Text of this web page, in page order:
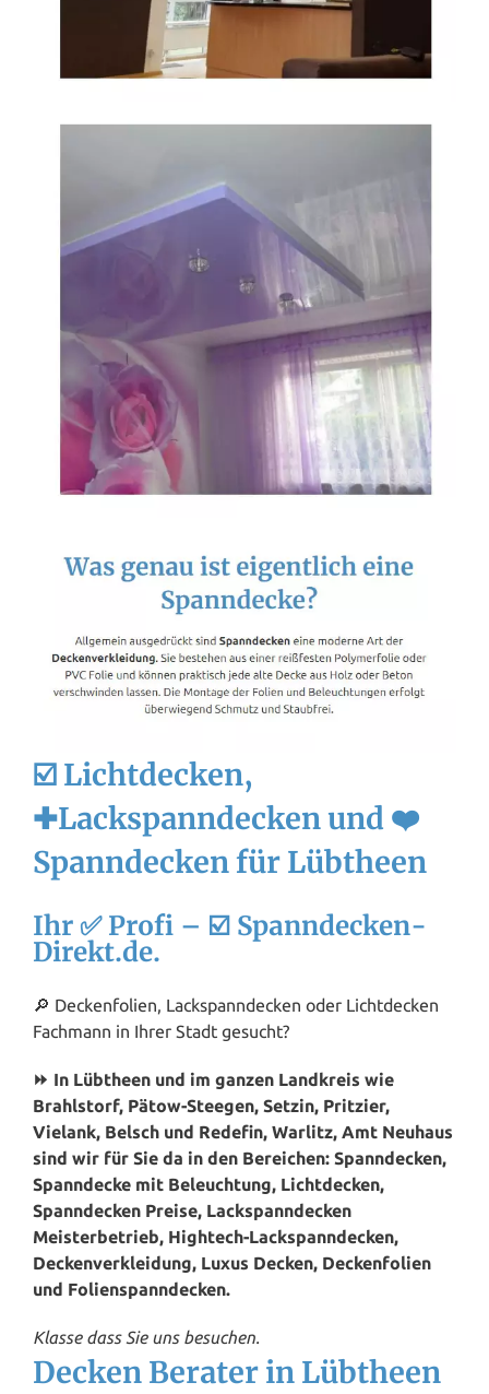
☑️ Lichtdecken,
✚Lackspanndecken und ❤️
Spanndecken für Lübtheen
Ihr ✅ Profi – ☑️ Spanndecken-
Direkt.de.
🔎 Deckenfolien, Lackspanndecken oder Lichtdecken
Fachmann in Ihrer Stadt gesucht?
⏩ In Lübtheen und im ganzen Landkreis wie
Brahlstorf, Pätow-Steegen, Setzin, Pritzier,
Vielank, Belsch und Redefin, Warlitz, Amt Neuhaus
sind wir für Sie da in den Bereichen: Spanndecken,
Spanndecke mit Beleuchtung, Lichtdecken,
Spanndecken Preise, Lackspanndecken
Meisterbetrieb, Hightech-Lackspanndecken,
Deckenverkleidung, Luxus Decken, Deckenfolien
und Folienspanndecken.
Klasse dass Sie uns besuchen.
Decken Berater in Lübtheen